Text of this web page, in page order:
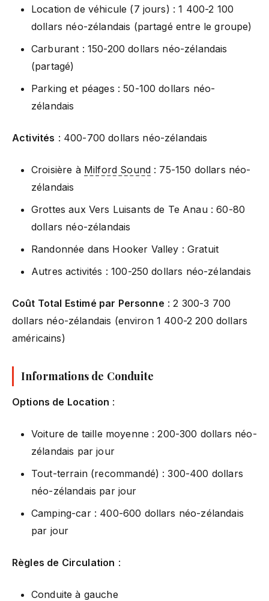
Location de véhicule (7 jours) : 1 400-2 100
dollars néo-zélandais (partagé entre le groupe)
Carburant : 150-200 dollars néo-zélandais
(partagé)
Parking et péages : 50-100 dollars néo-
zélandais
Activités : 400-700 dollars néo-zélandais
Croisière à Milford Sound : 75-150 dollars néo-
zélandais
Grottes aux Vers Luisants de Te Anau : 60-80
dollars néo-zélandais
Randonnée dans Hooker Valley : Gratuit
Autres activités : 100-250 dollars néo-zélandais
Coût Total Estimé par Personne : 2 300-3 700
dollars néo-zélandais (environ 1 400-2 200 dollars
américains)
Informations de Conduite
Options de Location :
Voiture de taille moyenne : 200-300 dollars néo-
zélandais par jour
Tout-terrain (recommandé) : 300-400 dollars
néo-zélandais par jour
Camping-car : 400-600 dollars néo-zélandais
par jour
Règles de Circulation :
Conduite à gauche